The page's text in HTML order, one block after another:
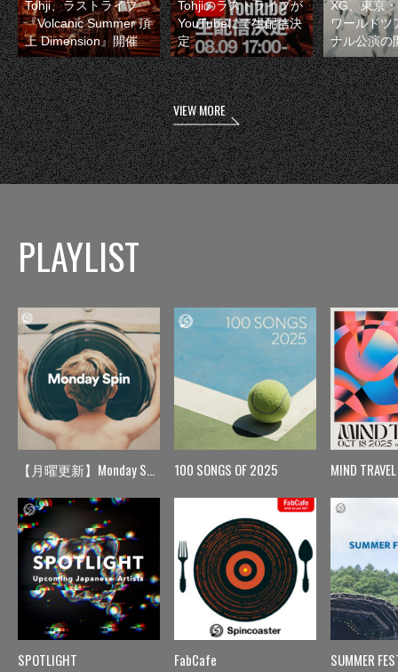
Tohji、ラストライブ
『Volcanic Summer 頂
上 Dimension』開催
Tohjiのラストライブが
YouTubeにて生配信決
定
XG、東京
ワールドツ
ナル公演の
VIEW MORE
PLAYLIST
【月曜更新】Monday Spin
SPOTLIGHT
100 SONGS OF 2025
FabCafe
MIND TRAVEL
SUMMER